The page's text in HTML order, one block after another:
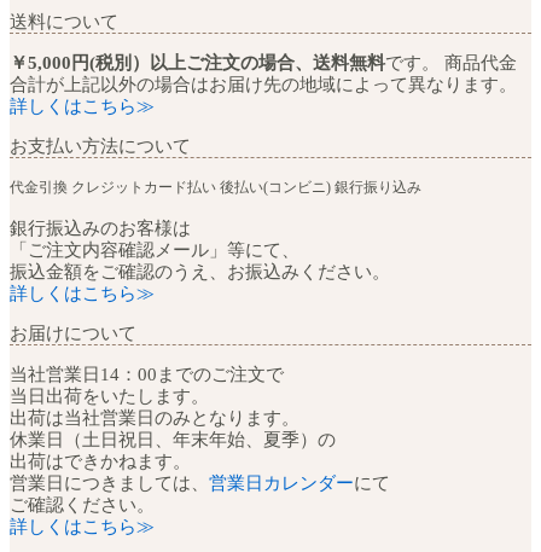
送料について
￥5,000円(税別）以上ご注文の場合、送料無料です。 商品代金
合計が上記以外の場合はお届け先の地域によって異なります。
詳しくはこちら≫
お支払い方法について
代金引換 クレジットカード払い 後払い(コンビニ) 銀行振り込み
銀行振込みのお客様は
「ご注文内容確認メール」等にて、
振込金額をご確認のうえ、お振込みください。
詳しくはこちら≫
お届けについて
当社営業日14：00までのご注文で
当日出荷をいたします。
出荷は当社営業日のみとなります。
休業日（土日祝日、年末年始、夏季）の
出荷はできかねます。
営業日につきましては、 営業日カレンダーにて
ご確認ください。
詳しくはこちら≫